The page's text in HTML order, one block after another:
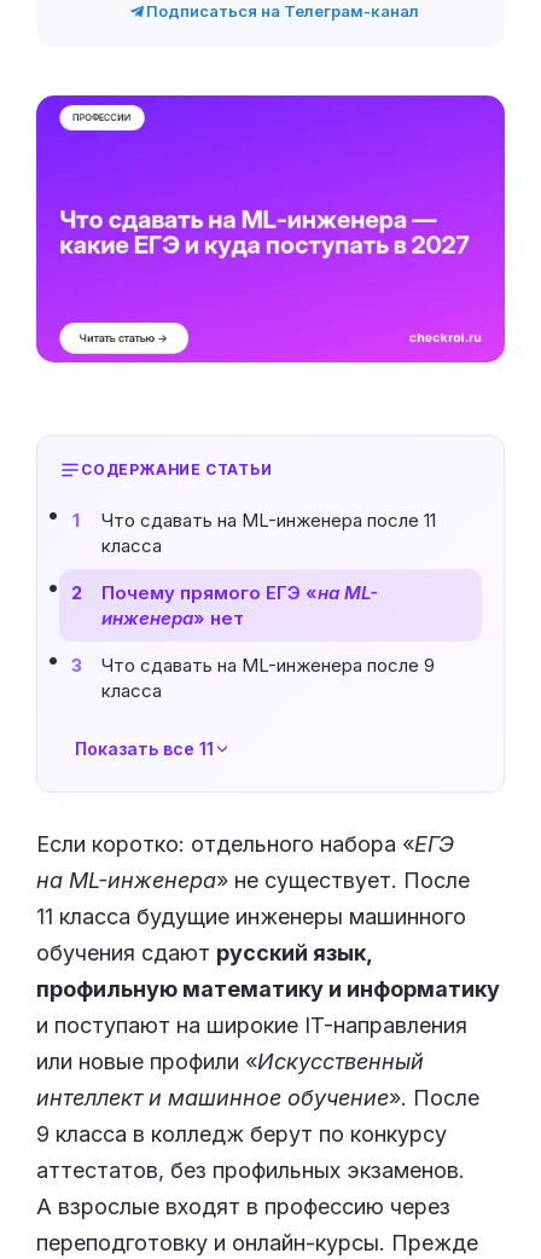
Подписаться на Телеграм-канал
СОДЕРЖАНИЕ СТАТЬИ
1
Что сдавать на ML-инженера после 11
класса
2 Почему прямого ЕГЭ «на ML-
инженера» нет
3
Что сдавать на ML-инженера после 9
класса
Показать все 11
Если коротко: отдельного набора «ЕГЭ
на ML-инженера» не существует. После
11 класса будущие инженеры машинного
обучения сдают русский язык,
профильную математику и информатику
и поступают на широкие IT-направления
или новые профили «Искусственный
интеллект и машинное обучение». После
9 класса в колледж берут по конкурсу
аттестатов, без профильных экзаменов.
А взрослые входят в профессию через
переподготовку и онлайн-курсы. Прежде